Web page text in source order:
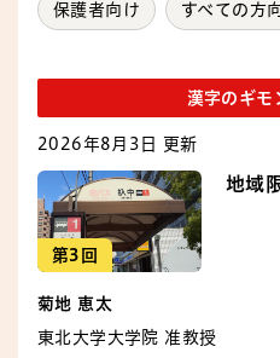
保護者向け すべての方
漢字のギモ
2026年8月3日 更新
第3回
地域
菊地 恵太
東北大学大学院 准教授